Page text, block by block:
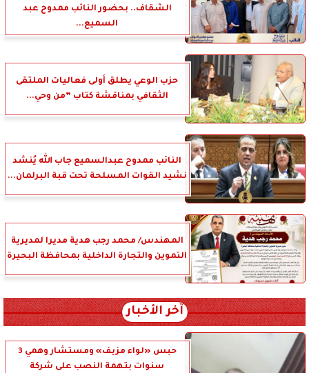
الشقاف.. بحضور النائب ممدوح عبد
السميع...
حزب الوعي يطلق أولى فعاليات الملتقى
الثقافي بمناقشة كتاب ”من وحي...
النائب ممدوح عبدالسميع جاب الله يُنشد
نشيد القوات المسلحة تحت قبة البرلمان...
المهندس/ محمد رجب هدية مديرا لمديرية
التموين والتجارة الداخلية بمحافظة البحيرة
آخر الأخبار
حبس «لواء مزيف» ومستشار وهمي 3
سنوات بتهمة النصب على شركة